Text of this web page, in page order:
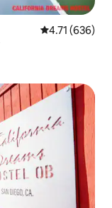
औसत रेटिंग 5 में से
4.71 (636)